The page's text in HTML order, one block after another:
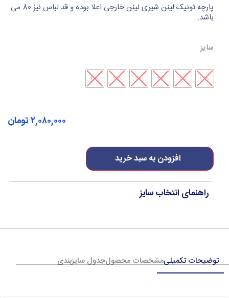
پارچه تونیک لینن شیری لینن خارجی اعلا بوده و قد لباس نیز 80 می
باشد.
سایز
38
40
42
44
46
48
افزودن به سبد خرید
۲,۰۸۰,۰۰۰تومان
راهنمای انتخاب سایز
توضیحات تکمیلیمشخصات محصولجدول سایزبندی